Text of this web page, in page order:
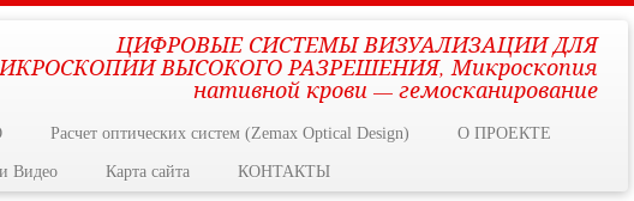
ЦИФРОВЫЕ СИСТЕМЫ ВИЗУАЛИЗАЦИИ ДЛЯ
ВЫСОКОГО РАЗРЕШЕНИЯ, Микроскопия
нативной крови — гемосканирование
Расчет оптических систем (Zemax Optical Design) О ПРОЕКТЕ
Видео Карта сайта КОНТАКТЫ